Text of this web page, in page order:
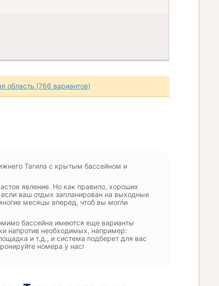
область (766 вариантов)
Тагила с крытым бассейном и
явление. Но как правило, хороших
ваш отдых запланирован на выходные
месяцы вперед, чтоб вы могли
бассейна имеются еще варианты
напротив необходимых, например:
и т.д., и система подберет для вас
номера у нас!